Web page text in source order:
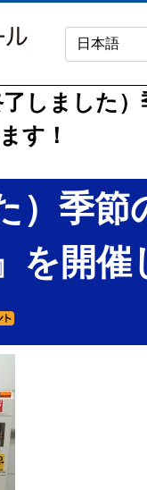
了しました
す！
）季
を開